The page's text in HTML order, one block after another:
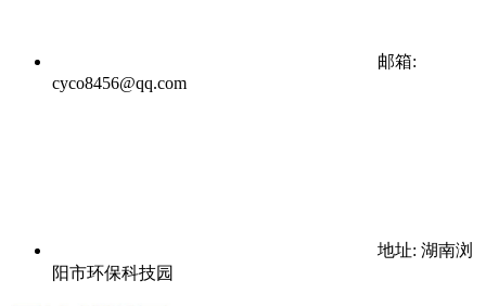
邮箱:
cyco8456@qq.com
地址: 湖南浏
阳市环保科技园